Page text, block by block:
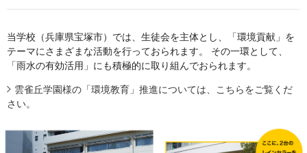
当学校（兵庫県宝塚市）では、生徒会を主体とし、「環境貢献」を
テーマにさまざまな活動を行っておられます。 その一環として、
「雨水の有効活用」にも積極的に取り組んでおられます。
雲雀丘学園様の「環境教育」推進については、こちらをご覧くだ
さい。